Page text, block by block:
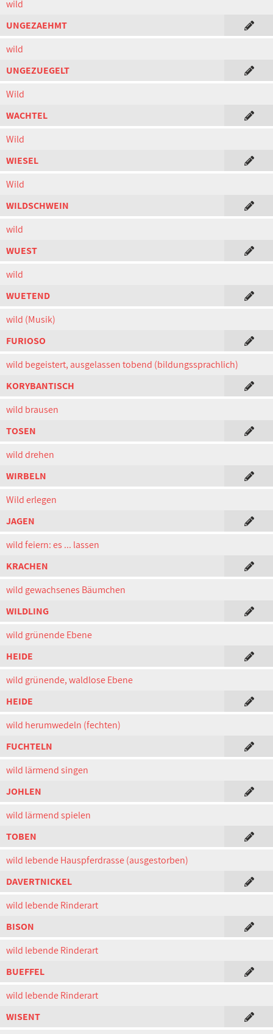
wild
UNGEZAEHMT
wild
UNGEZUEGELT
Wild
WACHTEL
Wild
WIESEL
Wild
WILDSCHWEIN
wild
WUEST
wild
WUETEND
wild (Musik)
FURIOSO
wild begeistert, ausgelassen tobend (bildungssprachlich)
KORYBANTISCH
wild brausen
TOSEN
wild drehen
WIRBELN
Wild erlegen
JAGEN
wild feiern: es ... lassen
KRACHEN
wild gewachsenes Bäumchen
WILDLING
wild grünende Ebene
HEIDE
wild grünende, waldlose Ebene
HEIDE
wild herumwedeln (fechten)
FUCHTELN
wild lärmend singen
JOHLEN
wild lärmend spielen
TOBEN
wild lebende Hauspferdrasse (ausgestorben)
DAVERTNICKEL
wild lebende Rinderart
BISON
wild lebende Rinderart
BUEFFEL
wild lebende Rinderart
WISENT